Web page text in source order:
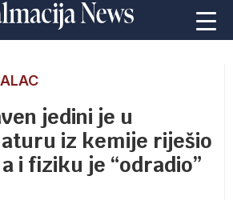
jedini je u
iz kemije riješio
i fiziku je “odradio”